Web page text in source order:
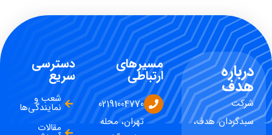
درباره
هدف
شرکت
سبدگردان هدف،
مسیرهای
ارتباطی
02191004770
تهران، محله
دسترسی
سریع
شعب و
نمایندگی‌ها
مقالات